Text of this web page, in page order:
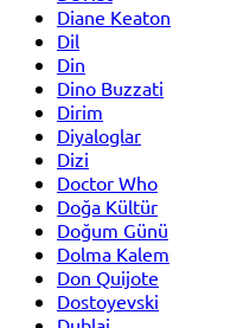
Diane Keaton
Dil
Din
Dino Buzzati
Dirim
Diyaloglar
Dizi
Doctor Who
Doğa Kültür
Doğum Günü
Dolma Kalem
Don Quijote
Dostoyevski